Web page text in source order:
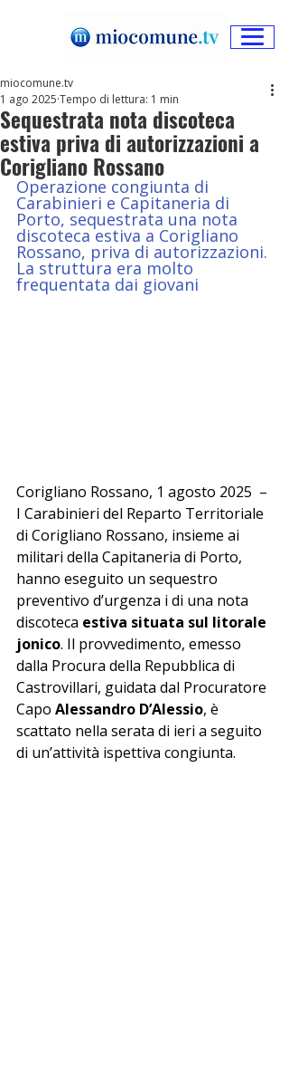
Sequestrata nota discoteca
estiva priva di autorizzazioni a
Corigliano Rossano
miocomune.tv
1 ago 2025 Tempo di lettura: 1 min
Operazione congiunta di
Carabinieri e Capitaneria di
Porto, sequestrata una nota
discoteca estiva a Corigliano
Rossano, priva di autorizzazioni.
La struttura era molto
frequentata dai giovani
Corigliano Rossano, 1 agosto 2025  –
I Carabinieri del Reparto Territoriale
di Corigliano Rossano, insieme ai
militari della Capitaneria di Porto,
hanno eseguito un sequestro
preventivo d’urgenza i di una nota
discoteca estiva situata sul litorale
jonico. Il provvedimento, emesso
dalla Procura della Repubblica di
Castrovillari, guidata dal Procuratore
Capo Alessandro D’Alessio, è
scattato nella serata di ieri a seguito
di un’attività ispettiva congiunta.